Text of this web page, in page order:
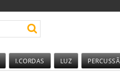
I.CORDAS LUZ